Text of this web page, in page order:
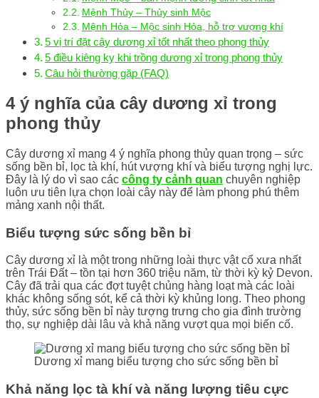
Mệnh Thủy – Thủy sinh Mộc
Mệnh Hỏa – Mộc sinh Hỏa, hỗ trợ vượng khí
5 vị trí đặt cây dương xỉ tốt nhất theo phong thủy
5 điều kiêng kỵ khi trồng dương xỉ trong phong thủy
Câu hỏi thường gặp (FAQ)
4 ý nghĩa của cây dương xỉ trong
phong thủy
Cây dương xỉ mang 4 ý nghĩa phong thủy quan trọng – sức
sống bền bỉ, lọc tà khí, hút vượng khí và biểu tượng nghị lực.
Đây là lý do vì sao các công ty cảnh quan chuyên nghiệp
luôn ưu tiên lựa chọn loài cây này để làm phong phú thêm
mảng xanh nội thất.
Biểu tượng sức sống bền bỉ
Cây dương xỉ là một trong những loài thực vật cổ xưa nhất
trên Trái Đất – tồn tại hơn 360 triệu năm, từ thời kỳ kỷ Devon.
Cây đã trải qua các đợt tuyệt chủng hàng loạt mà các loài
khác không sống sót, kể cả thời kỳ khủng long. Theo phong
thủy, sức sống bền bỉ này tượng trưng cho gia đình trường
thọ, sự nghiệp dài lâu và khả năng vượt qua mọi biến cố.
Dương xỉ mang biểu tượng cho sức sống bền bỉ
Khả năng lọc tà khí và năng lượng tiêu cực